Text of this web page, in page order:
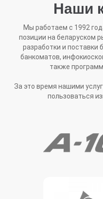
Наши
Мы работаем с 1992
позиции на беларуском
разработки и поставки
банкоматов,
также
За это время нашими
пользоваться